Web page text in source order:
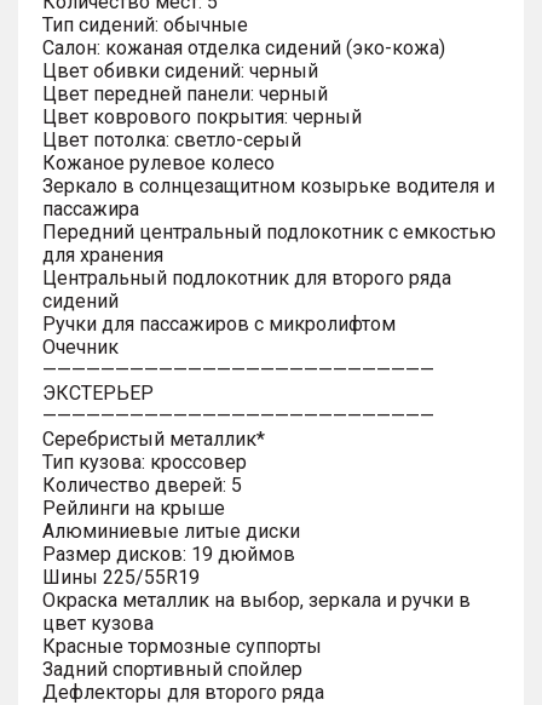
Тип сидений: обычные
Салон: кожаная отделка сидений (эко-кожа)
Цвет обивки сидений: черный
Цвет передней панели: черный
Цвет коврового покрытия: черный
Цвет потолка: светло-серый
Кожаное рулевое колесо
Зеркало в солнцезащитном козырьке водителя и
пассажира
Передний центральный подлокотник с емкостью
для хранения
Центральный подлокотник для второго ряда
сидений
Ручки для пассажиров с микролифтом
Очечник
———————————————————————————
ЭКСТЕРЬЕР
———————————————————————————
Серебристый металлик*
Тип кузова: кроссовер
Количество дверей: 5
Рейлинги на крыше
Алюминиевые литые диски
Размер дисков: 19 дюймов
Шины 225/55R19
Окраска металлик на выбор, зеркала и ручки в
цвет кузова
Красные тормозные суппорты
Задний спортивный спойлер
Дефлекторы для второго ряда